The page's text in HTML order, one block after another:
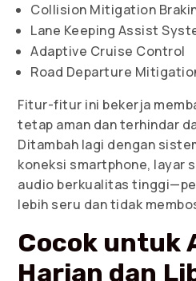
Collision Mitigation
Lane Keeping Assist
Adaptive Cruise Control
Road Departure
Fitur-fitur ini bekerja
tetap aman dan terhindar
Ditambah lagi dengan
koneksi smartphone, layar
audio berkualitas
lebih seru dan tidak
Cocok untuk
Harian dan